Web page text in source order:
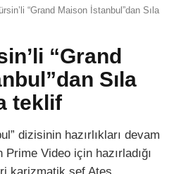
“Grand Maison İstanbul”dan Sıla
“Grand
Sıla
teklif
dizisinin hazırlıkları devam
Prime Video için hazırladığı